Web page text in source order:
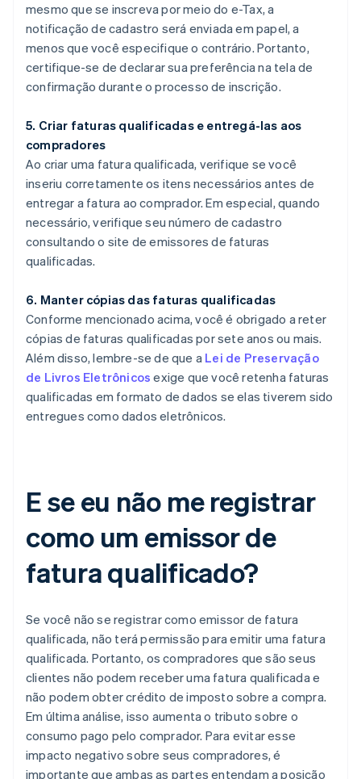
mesmo que se inscreva por meio do e-Tax, a
notificação de cadastro será enviada em papel, a
menos que você especifique o contrário. Portanto,
certifique-se de declarar sua preferência na tela de
confirmação durante o processo de inscrição.
5. Criar faturas qualificadas e entregá-las aos
compradores
Ao criar uma fatura qualificada, verifique se você
inseriu corretamente os itens necessários antes de
entregar a fatura ao comprador. Em especial, quando
necessário, verifique seu número de cadastro
consultando o site de emissores de faturas
qualificadas.
6. Manter cópias das faturas qualificadas
Conforme mencionado acima, você é obrigado a reter
cópias de faturas qualificadas por sete anos ou mais.
Além disso, lembre-se de que a Lei de Preservação
de Livros Eletrônicosexige que você retenha faturas
qualificadas em formato de dados se elas tiverem sido
entregues como dados eletrônicos.
E se eu não me registrar
como um emissor de
fatura qualificado?
Se você não se registrar como emissor de fatura
qualificada, não terá permissão para emitir uma fatura
qualificada. Portanto, os compradores que são seus
clientes não podem receber uma fatura qualificada e
não podem obter crédito de imposto sobre a compra.
Em última análise, isso aumenta o tributo sobre o
consumo pago pelo comprador. Para evitar esse
impacto negativo sobre seus compradores, é
importante que ambas as partes entendam a posição